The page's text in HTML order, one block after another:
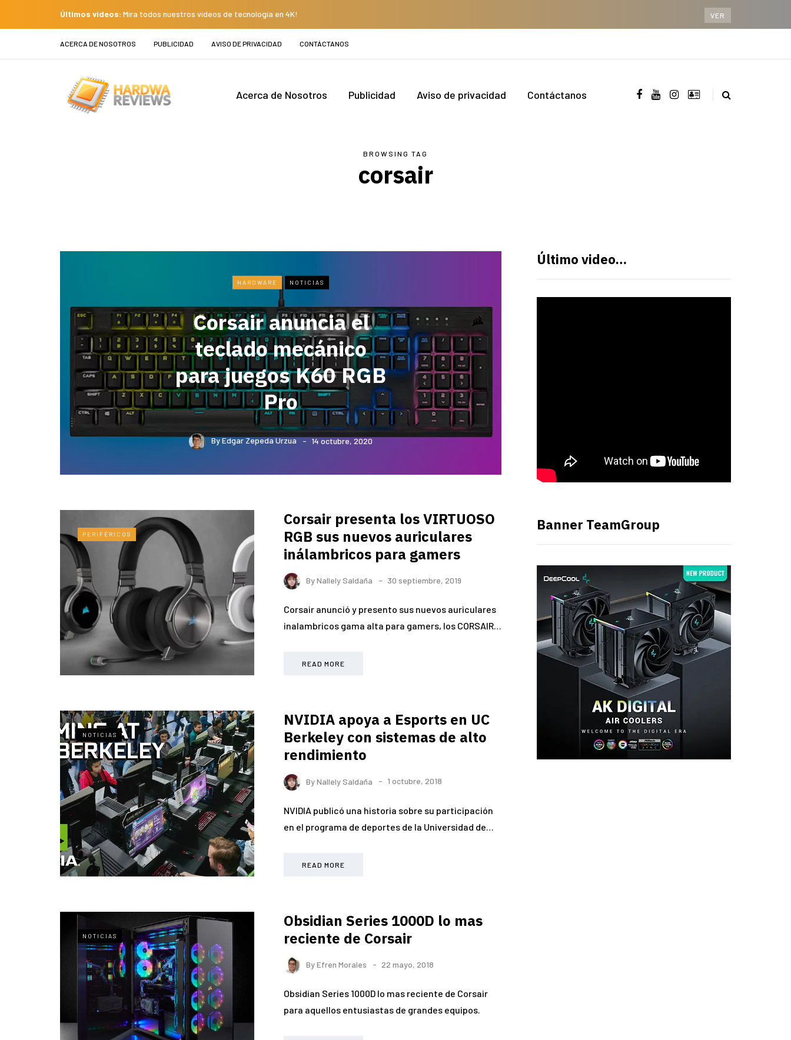
Últimos videos: Mira todos nuestros videos de tecnología en 4K! VER
ACERCA DE NOSOTROS PUBLICIDAD AVISO DE PRIVACIDAD CONTÁCTANOS
Acerca de Nosotros Publicidad Aviso de privacidad Contáctanos
BROWSING TAG
corsair
HARDWARE NOTICIAS
Corsair anuncia el
teclado mecánico
para juegos K60 RGB
Pro
ByEdgar Zepeda Urzua 14 octubre, 2020
PERIFÉRICOS
Corsair presenta los VIRTUOSO
RGB sus nuevos auriculares
inálambricos para gamers
ByNallely Saldaña 30 septiembre, 2019
Corsair anunció y presento sus nuevos auriculares
inalambricos gama alta para gamers, los CORSAIR…
READ MORE
NOTICIAS
NVIDIA apoya a Esports en UC
Berkeley con sistemas de alto
rendimiento
ByNallely Saldaña 1 octubre, 2018
NVIDIA publicó una historia sobre su participación
en el programa de deportes de la Universidad de…
READ MORE
NOTICIAS
Obsidian Series 1000D lo mas
reciente de Corsair
ByEfren Morales 22 mayo, 2018
Obsidian Series 1000D lo mas reciente de Corsair
para aquellos entusiastas de grandes equipos.
Último video…
Banner TeamGroup